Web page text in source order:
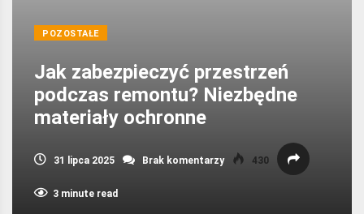
POZOSTAŁE
Jak zabezpieczyć przestrzeń
podczas remontu? Niezbędne
materiały ochronne
31 lipca 2025 Brak komentarzy 430
3 minute read